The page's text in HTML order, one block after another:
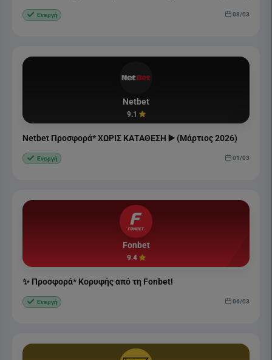
Ενεργή 08/03
Netbet
9.1
Netbet Προσφορά* ΧΩΡΙΣ ΚΑΤΑΘΕΣΗ ▶️ (Μάρτιος 2026)
Ενεργή 01/03
Fonbet
9.4
✨ Προσφορά* Κορυφής από τη Fonbet!
Ενεργή 06/03